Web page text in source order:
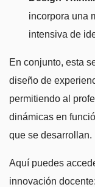
incorpora una
intensiva de
En conjunto, esta
diseño de
permitiendo al
dinámicas en
que se desarrollan.
Aquí puedes
innovación docente: